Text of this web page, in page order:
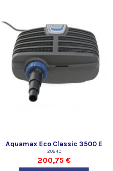
Aquamax Eco Classic 3500 E
20249
200,75 €